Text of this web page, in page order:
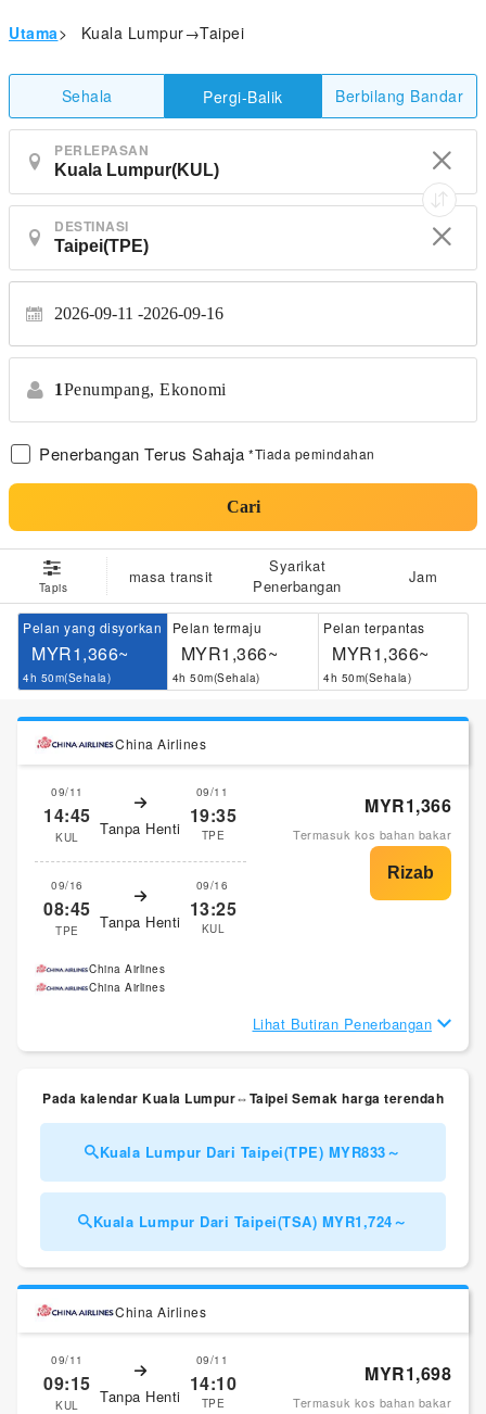
Utama> Kuala Lumpur→Taipei
Sehala Pergi-Balik Berbilang Bandar
PERLEPASAN
DESTINASI
2026-09-11 2026-09-16
1Penumpang, Ekonomi
Penerbangan Terus Sahaja *Tiada pemindahan
Cari
Tapis
masa transit
Syarikat
Penerbangan
Jam
Pelan yang disyorkan
MYR1,366~
4h 50m(Sehala)
Pelan termaju
MYR1,366~
4h 50m(Sehala)
Pelan terpantas
MYR1,366~
4h 50m(Sehala)
China Airlines
09/11
14:45
KUL Tanpa Henti
09/11
19:35
TPE
09/16
08:45
TPE Tanpa Henti
09/16
13:25
KUL
MYR1,366
Termasuk kos bahan bakar
China Airlines
China Airlines
Lihat Butiran Penerbangan
Pada kalendar Kuala Lumpur⇔Taipei Semak harga terendah
Kuala Lumpur Dari Taipei(TPE) MYR833～
Kuala Lumpur Dari Taipei(TSA) MYR1,724～
China Airlines
09/11
09:15
KUL Tanpa Henti
09/11
14:10
TPE
MYR1,698
Termasuk kos bahan bakar